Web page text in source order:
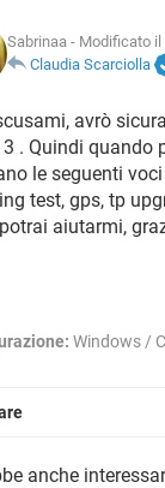
Sabrinaa - Modificato il
Claudia Scarciolla
avrò
3 . Quindi quando
le seguenti
test, gps, tp
aiutarmi,
Windows /
anche